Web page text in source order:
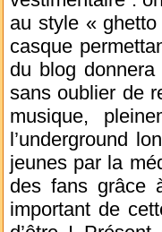
au style «
casque
du blog
sans oublier de
musique,
l’underground
jeunes par la
des fans grâce
important de